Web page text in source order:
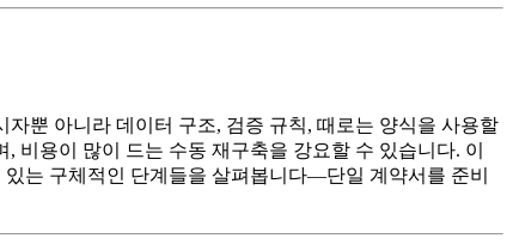
뿐 아니라 데이터 구조, 검증 규칙, 때로는 양식을 사용할
용이 많이 드는 수동 재구축을 강요할 수 있습니다. 이
는 구체적인 단계들을 살펴봅니다—단일 계약서를 준비